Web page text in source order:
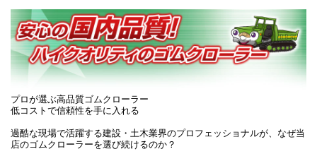
プロが選ぶ高品質ゴムクローラー
低コストで信頼性を手に入れる
過酷な現場で活躍する建設・土木業界のプロフェッショナルが、なぜ当
店のゴムクローラーを選び続けるのか？